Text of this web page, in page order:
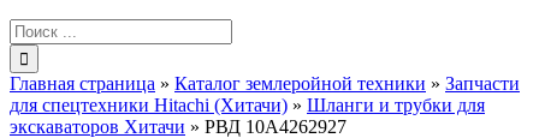
Результат
поиска:
Главная страница » Каталог землеройной техники » Запчасти
для спецтехники Hitachi (Хитачи) » Шланги и трубки для
экскаваторов Хитачи » РВД 10A4262927